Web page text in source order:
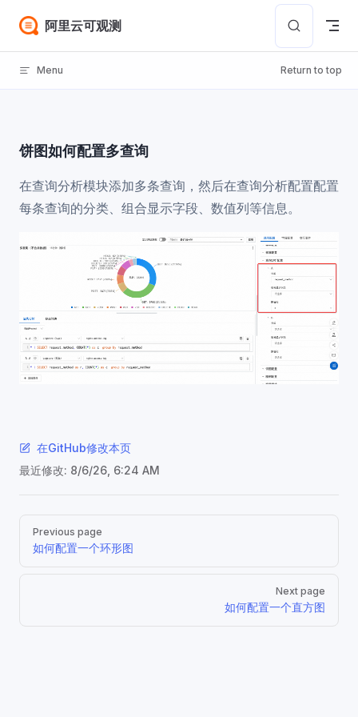
Skip to content
阿里云可观测
Menu Return to top
饼图如何配置多查询
在查询分析模块添加多条查询，然后在查询分析配置配置
每条查询的分类、组合显示字段、数值列等信息。
在GitHub修改本页
最近修改: 8/6/26, 6:24 AM
Pager
Previous page
如何配置一个环形图
Next page
如何配置一个直方图